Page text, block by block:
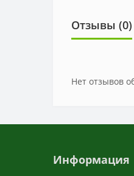
Отзывы (0)
Нет отзывов
Информация